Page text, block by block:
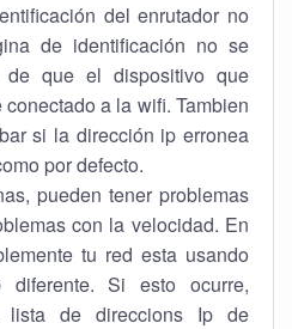
del enrutador no
de identificación no se
de que el dispositivo que
a la wifi. Tambien
si la dirección ip erronea
por defecto.
pueden tener problemas
con la velocidad. En
tu red esta usando
Si esto ocurre,
lista de direccions Ip de